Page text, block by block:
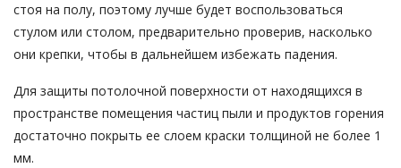
стоя на полу, поэтому лучше будет воспользоваться
стулом или столом, предварительно проверив, насколько
они крепки, чтобы в дальнейшем избежать падения.
Для защиты потолочной поверхности от находящихся в
пространстве помещения частиц пыли и продуктов горения
достаточно покрыть ее слоем краски толщиной не более 1
мм.